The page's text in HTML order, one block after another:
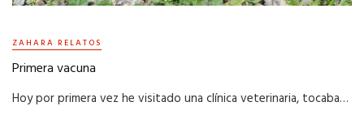
ZAHARA RELATOS
Primera vacuna
Hoy por primera vez he visitado una clínica veterinaria, tocaba…